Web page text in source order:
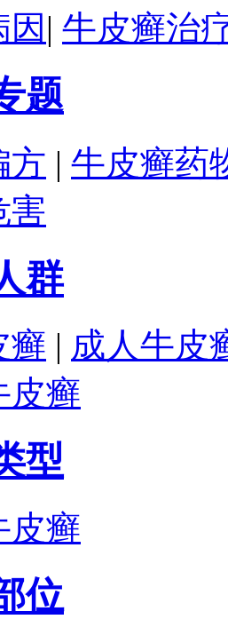
| 牛皮癣治
题
方 | 牛皮癣药
害
群
癣 | 成人牛皮
皮癣
型
皮癣
位